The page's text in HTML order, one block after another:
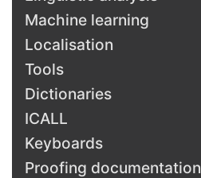
Machine learning
Localisation
Tools
Dictionaries
ICALL
Keyboards
Proofing documentation